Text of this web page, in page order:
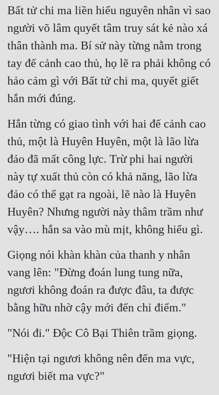
Bất tử chi ma liền hiểu nguyên nhân vì sao
người võ lâm quyết tâm truy sát kẻ nào xá
thân thành ma. Bí sử này từng nằm trong
tay đế cảnh cao thủ, họ lẽ ra phải không có
hảo cảm gì với Bất tử chi ma, quyết giết
hắn mới đúng.
Hắn từng có giao tình với hai đế cảnh cao
thủ, một là Huyên Huyên, một là lão lừa
đảo đã mất công lực. Trừ phi hai người
này tự xuất thủ còn có khả năng, lão lừa
đảo có thể gạt ra ngoài, lẽ nào là Huyên
Huyên? Nhưng người này thâm trầm như
vậy…. hắn sa vào mù mịt, không hiểu gì.
Giọng nói khàn khàn của thanh y nhân
vang lên: "Đừng đoán lung tung nữa,
ngươi không đoán ra được đâu, ta được
bằng hữu nhờ cậy mới đến chỉ điểm."
"Nói đi." Độc Cô Bại Thiên trầm giọng.
"Hiện tại ngươi không nên đến ma vực,
ngươi biết ma vực?"